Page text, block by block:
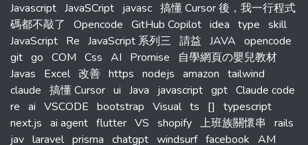
Javascript JavaSCript javasc 搞懂 Cursor 後，我一行程式
碼都不敲了
Opencode GitHub Copilot idea type skill
JavaScript Re JavaScript 系列三 請益 JAVA opencode
git go COM Css AI Promise
自學網頁の嬰兒教材
Javas
Excel 改善 https nodejs amazon tailwind
claude 搞懂 Cursor ui Java javascript gpt Claude code
re ai VSCODE bootstrap Visual ts []
typescript
next.js ai agent flutter VS shopify 上班族關懷串
rails
jav laravel prisma chatgpt windsurf facebook AM